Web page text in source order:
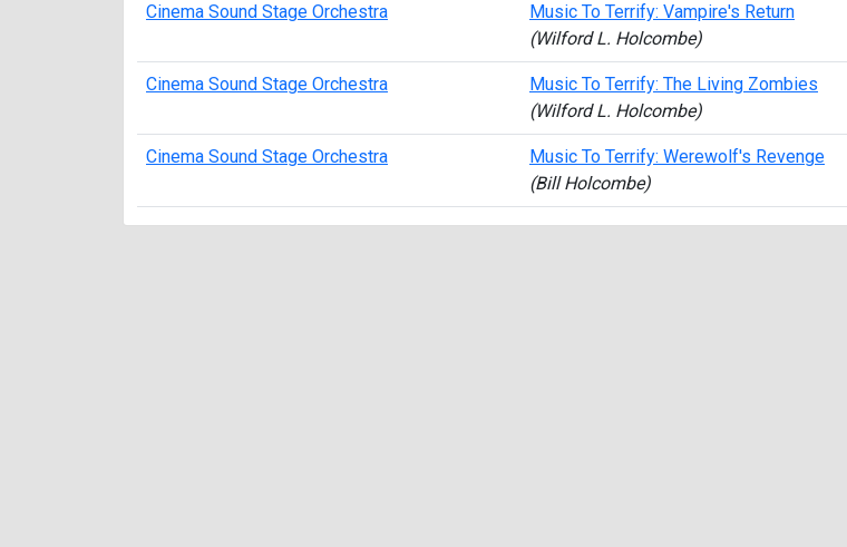
Cinema Sound Stage Orchestra
Music To Terrify: Vampire's Return
(Wilford L. Holcombe)
Cinema Sound Stage Orchestra
Music To Terrify: The Living Zombies
(Wilford L. Holcombe)
Cinema Sound Stage Orchestra
Music To Terrify: Werewolf's Revenge
(Bill Holcombe)